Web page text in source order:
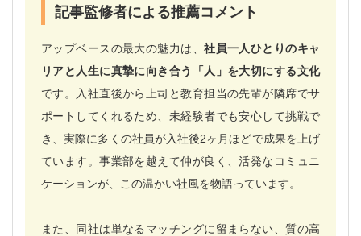
記事監修者による推薦コメント
アップベースの最大の魅力は、社員一人ひとりのキャ
リアと人生に真摯に向き合う「人」を大切にする文化
です。入社直後から上司と教育担当の先輩が隣席でサ
ポートしてくれるため、未経験者でも安心して挑戦で
き、実際に多くの社員が入社後2ヶ月ほどで成果を上げ
ています。事業部を越えて仲が良く、活発なコミュニ
ケーションが、この温かい社風を物語っています。
また、同社は単なるマッチングに留まらない、質の高